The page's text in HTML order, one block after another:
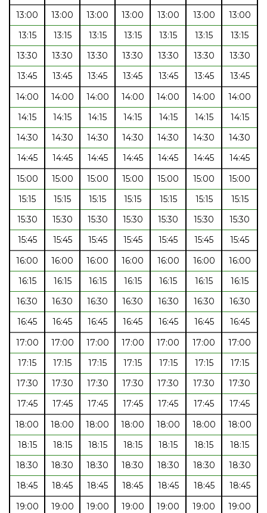
13:00
13:00 13:00 13:00 13:00 13:00
13:00
13:15
13:15 13:15 13:15 13:15 13:15
13:15
13:30
13:30 13:30 13:30 13:30 13:30
13:30
13:45
13:45 13:45 13:45 13:45 13:45
13:45
14:00
14:00 14:00 14:00 14:00 14:00
14:00
14:15
14:15 14:15 14:15 14:15 14:15
14:15
14:30
14:30 14:30 14:30 14:30 14:30
14:30
14:45
14:45 14:45 14:45 14:45 14:45
14:45
15:00
15:00 15:00 15:00 15:00 15:00
15:00
15:15
15:15 15:15 15:15 15:15 15:15
15:15
15:30
15:30 15:30 15:30 15:30 15:30
15:30
15:45
15:45 15:45 15:45 15:45 15:45
15:45
16:00
16:00 16:00 16:00 16:00 16:00
16:00
16:15
16:15 16:15 16:15 16:15 16:15
16:15
16:30
16:30 16:30 16:30 16:30 16:30
16:30
16:45
16:45 16:45 16:45 16:45 16:45
16:45
17:00
17:00 17:00 17:00 17:00 17:00
17:00
17:15
17:15 17:15 17:15 17:15 17:15
17:15
17:30
17:30 17:30 17:30 17:30 17:30
17:30
17:45
17:45 17:45 17:45 17:45 17:45
17:45
18:00
18:00 18:00 18:00 18:00 18:00
18:00
18:15
18:15 18:15 18:15 18:15 18:15
18:15
18:30
18:30 18:30 18:30 18:30 18:30
18:30
18:45
18:45 18:45 18:45 18:45 18:45
18:45
19:00
19:00 19:00 19:00 19:00 19:00
19:00